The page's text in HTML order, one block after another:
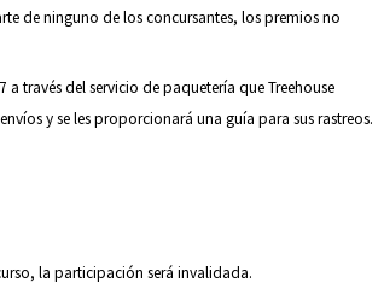
de ninguno de los concursantes, los premios no
través del servicio de paquetería que Treehouse
y se les proporcionará una guía para sus rastreos.
la participación será invalidada.